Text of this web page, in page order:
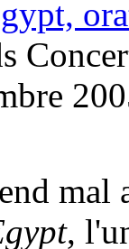
mal
,